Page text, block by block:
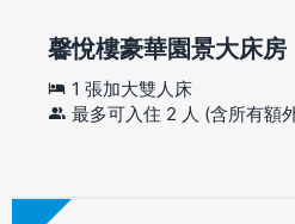
馨悅樓豪華園景大床房
1 張加大雙人床
最多可入住 2 人 (含所有額